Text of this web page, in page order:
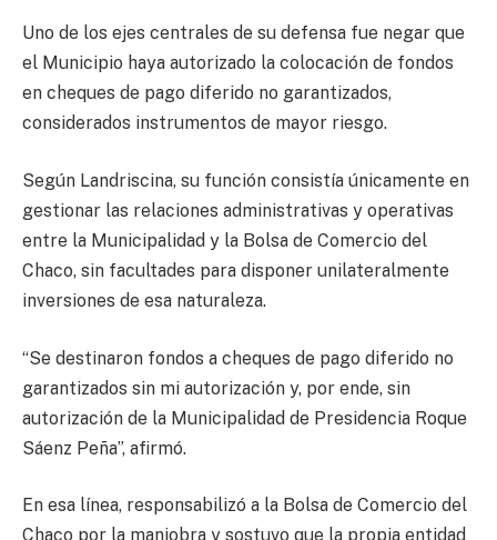
Uno de los ejes centrales de su defensa fue negar que
el Municipio haya autorizado la colocación de fondos
en cheques de pago diferido no garantizados,
considerados instrumentos de mayor riesgo.
Según Landriscina, su función consistía únicamente en
gestionar las relaciones administrativas y operativas
entre la Municipalidad y la Bolsa de Comercio del
Chaco, sin facultades para disponer unilateralmente
inversiones de esa naturaleza.
“Se destinaron fondos a cheques de pago diferido no
garantizados sin mi autorización y, por ende, sin
autorización de la Municipalidad de Presidencia Roque
Sáenz Peña”, afirmó.
En esa línea, responsabilizó a la Bolsa de Comercio del
Chaco por la maniobra y sostuvo que la propia entidad